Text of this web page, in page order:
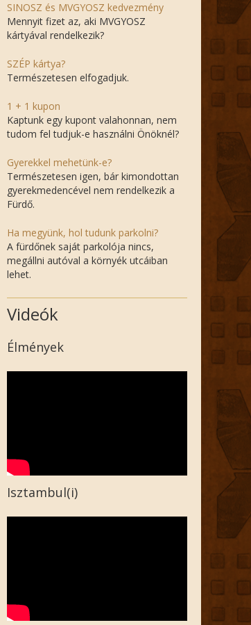
SINOSZ és MVGYOSZ kedvezmény
Mennyit fizet az, aki MVGYOSZ
kártyával rendelkezik?
SZÉP kártya?
Természetesen elfogadjuk.
1 + 1 kupon
Kaptunk egy kupont valahonnan, nem
tudom fel tudjuk-e használni Önöknél?
Gyerekkel mehetünk-e?
Természetesen igen, bár kimondottan
gyerekmedencével nem rendelkezik a
Fürdő.
Ha megyünk, hol tudunk parkolni?
A fürdőnek saját parkolója nincs,
megállni autóval a környék utcáiban
lehet.
Videók
Élmények
Isztambul(i)